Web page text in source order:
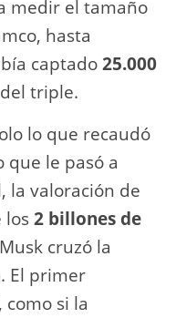
medir el tamaño
hasta
captado25.000
triple.
lo que recaudó
que le pasó a
la valoración de
los2 billones de
cruzó la
. El primer
si la